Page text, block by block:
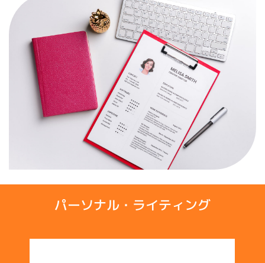
パーソナル・ライティング